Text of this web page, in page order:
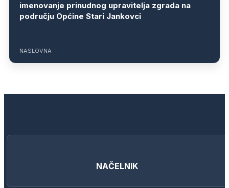
imenovanje prinudnog upravitelja zgrada na
području Općine Stari Jankovci
NASLOVNA
NAČELNIK